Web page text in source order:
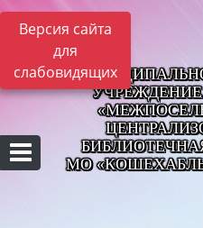
Версия сайта
для
слабовидящих
МО